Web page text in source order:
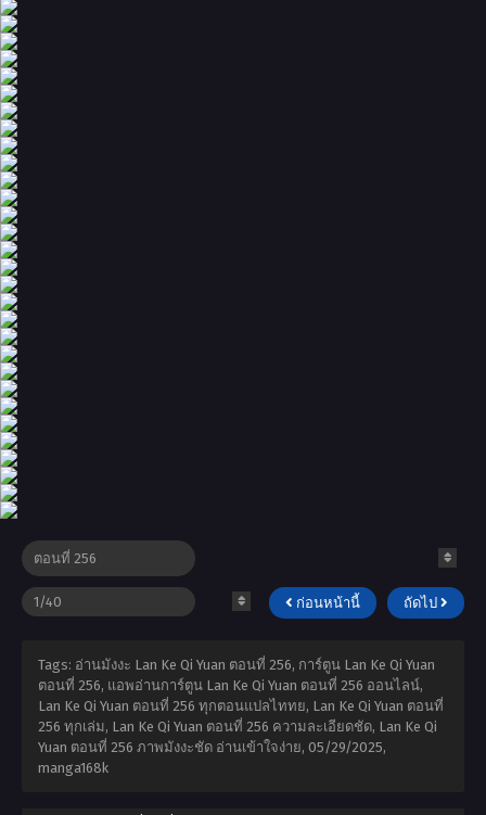
ก่อนหน้านี้ ถัดไป
Tags: อ่านมังงะ Lan Ke Qi Yuan ตอนที่ 256, การ์ตูน Lan Ke Qi Yuan
ตอนที่ 256, แอพอ่านการ์ตูน Lan Ke Qi Yuan ตอนที่ 256 ออนไลน์,
Lan Ke Qi Yuan ตอนที่ 256 ทุกตอนแปลไททย, Lan Ke Qi Yuan ตอนที่
256 ทุกเล่ม, Lan Ke Qi Yuan ตอนที่ 256 ความละเอียดชัด, Lan Ke Qi
Yuan ตอนที่ 256 ภาพมังงะชัด อ่านเข้าใจง่าย, 05/29/2025,
manga168k